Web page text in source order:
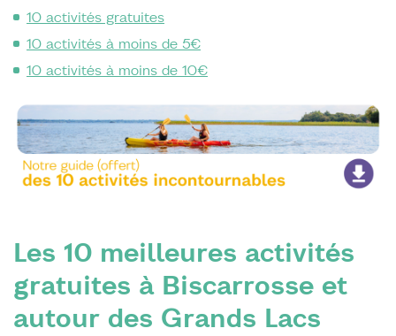
10 activités gratuites
10 activités à moins de 5€
10 activités à moins de 10€
Les 10 meilleures activités
gratuites à Biscarrosse et
autour des Grands Lacs